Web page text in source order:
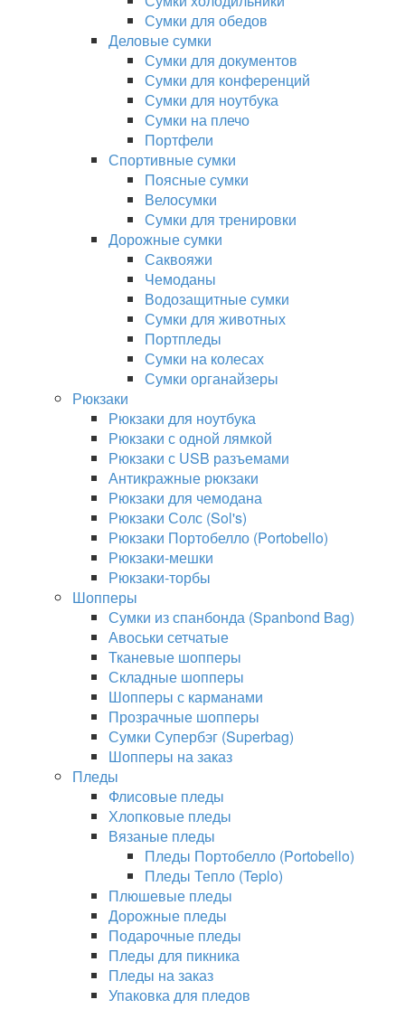
Сумки для обедов
Деловые сумки
Сумки для документов
Сумки для конференций
Сумки для ноутбука
Сумки на плечо
Портфели
Спортивные сумки
Поясные сумки
Велосумки
Сумки для тренировки
Дорожные сумки
Саквояжи
Чемоданы
Водозащитные сумки
Сумки для животных
Портпледы
Сумки на колесах
Сумки органайзеры
Рюкзаки
Рюкзаки для ноутбука
Рюкзаки с одной лямкой
Рюкзаки с USB разъемами
Антикражные рюкзаки
Рюкзаки для чемодана
Рюкзаки Солс (Sol's)
Рюкзаки Портобелло (Portobello)
Рюкзаки-мешки
Рюкзаки-торбы
Шопперы
Сумки из спанбонда (Spanbond Bag)
Авоськи сетчатые
Тканевые шопперы
Складные шопперы
Шопперы с карманами
Прозрачные шопперы
Сумки Супербэг (Superbag)
Шопперы на заказ
Пледы
Флисовые пледы
Хлопковые пледы
Вязаные пледы
Пледы Портобелло (Portobello)
Пледы Тепло (Teplo)
Плюшевые пледы
Дорожные пледы
Подарочные пледы
Пледы для пикника
Пледы на заказ
Упаковка для пледов